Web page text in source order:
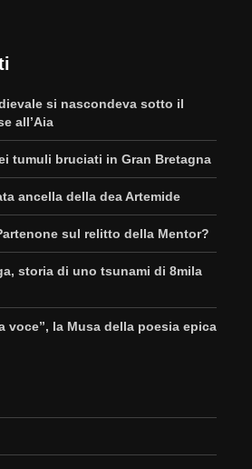
si nascondeva sotto il
all’Aia
tumuli bruciati in Gran Bretagna
ancella della dea Artemide
sul relitto della Mentor?
storia di uno tsunami di 8mila
voce”, la Musa della poesia epica